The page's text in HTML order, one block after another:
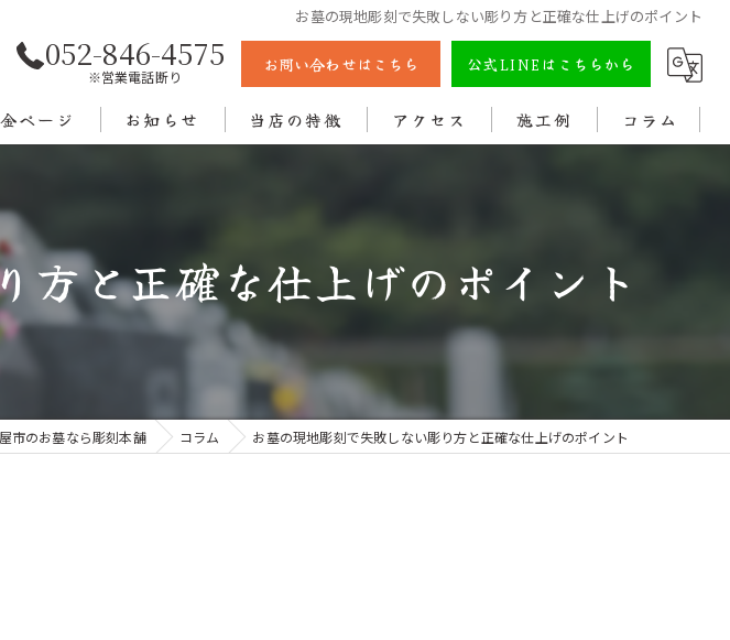
お墓の現地彫刻で失敗しない彫り方と正確な仕上げのポイント
052-846-4575
※営業電話断り
お問い合わせはこちら 公式LINEはこちらから
ページ お知らせ 当店の特徴
法名
色入れ
アクセス 施工例 コラム
方と正確な仕上げのポイント
市のお墓なら彫刻本舗 コラム お墓の現地彫刻で失敗しない彫り方と正確な仕上げのポイント